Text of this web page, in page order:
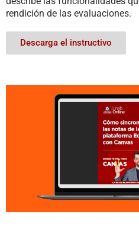
rendición de las evaluaciones.
Descarga el instructivo